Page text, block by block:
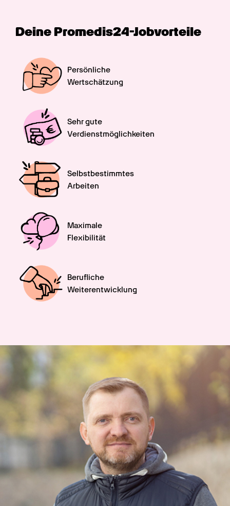
Deine Promedis24-Jobvorteile
Persönliche
Wertschätzung
Sehr gute
Verdienstmöglichkeiten
Selbstbestimmtes
Arbeiten
Maximale
Flexibilität
Berufliche
Weiterentwicklung